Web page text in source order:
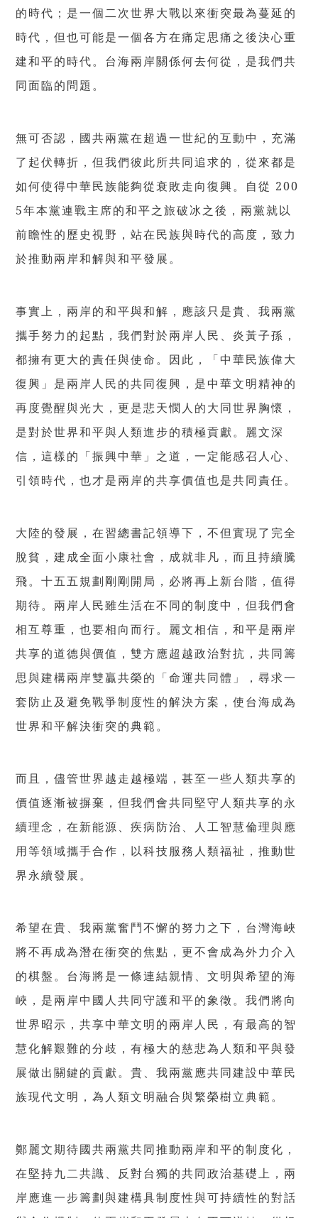
的時代；是一個二次世界大戰以來衝突最為蔓延的
時代，但也可能是一個各方在痛定思痛之後決心重
建和平的時代。台海兩岸關係何去何從，是我們共
同面臨的問題。
無可否認，國共兩黨在超過一世紀的互動中，充滿
了起伏轉折，但我們彼此所共同追求的，從來都是
如何使得中華民族能夠從衰敗走向復興。自從 200
5年本黨連戰主席的和平之旅破冰之後，兩黨就以
前瞻性的歷史視野，站在民族與時代的高度，致力
於推動兩岸和解與和平發展。
事實上，兩岸的和平與和解，應該只是貴、我兩黨
攜手努力的起點，我們對於兩岸人民、炎黃子孫，
都擁有更大的責任與使命。因此，「中華民族偉大
復興」是兩岸人民的共同復興，是中華文明精神的
再度覺醒與光大，更是悲天憫人的大同世界胸懷，
是對於世界和平與人類進步的積極貢獻。麗文深
信，這樣的「振興中華」之道，一定能感召人心、
引領時代，也才是兩岸的共享價值也是共同責任。
大陸的發展，在習總書記領導下，不但實現了完全
脫貧，建成全面小康社會，成就非凡，而且持續騰
飛。十五五規劃剛剛開局，必將再上新台階，值得
期待。兩岸人民雖生活在不同的制度中，但我們會
相互尊重，也要相向而行。麗文相信，和平是兩岸
共享的道德與價值，雙方應超越政治對抗，共同籌
思與建構兩岸雙贏共榮的「命運共同體」，尋求一
套防止及避免戰爭制度性的解決方案，使台海成為
世界和平解決衝突的典範。
而且，儘管世界越走越極端，甚至一些人類共享的
價值逐漸被摒棄，但我們會共同堅守人類共享的永
續理念，在新能源、疾病防治、人工智慧倫理與應
用等領域攜手合作，以科技服務人類福祉，推動世
界永續發展。
希望在貴、我兩黨奮鬥不懈的努力之下，台灣海峽
將不再成為潛在衝突的焦點，更不會成為外力介入
的棋盤。台海將是一條連結親情、文明與希望的海
峽，是兩岸中國人共同守護和平的象徵。我們將向
世界昭示，共享中華文明的兩岸人民，有最高的智
慧化解艱難的分歧，有極大的慈悲為人類和平與發
展做出關鍵的貢獻。貴、我兩黨應共同建設中華民
族現代文明，為人類文明融合與繁榮樹立典範。
鄭麗文期待國共兩黨共同推動兩岸和平的制度化，
在堅持九二共識、反對台獨的共同政治基礎上，兩
岸應進一步籌劃與建構具制度性與可持續性的對話